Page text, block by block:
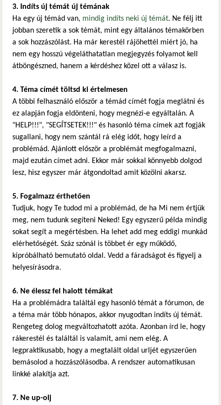
3. Indíts új témát új témának
Ha egy új témád van, mindig indíts neki új témát. Ne félj itt
jobban szeretik a sok témát, mint egy általános témakörben
a sok hozzászólást. Ha már kerestél rájöhettél miért jó, ha
nem egy hosszú végeláthatatlan megjegyzés folyamot kell
átböngészned, hanem a kérdéshez közel ott a válasz is.
4. Téma címét töltsd ki értelmesen
A többi felhasználó először a témád címét fogja meglátni és
ez alapján fogja eldönteni, hogy megnézi-e egyáltalán. A
"HELP!!!", "SEGÍTSETEK!!!" és hasonló téma címek azt fogják
sugallani, hogy nem szántál rá elég időt, hogy leírd a
problémád. Ajánlott először a problémát megfogalmazni,
majd ezután címet adni. Ekkor már sokkal könnyebb dolgod
lesz, hisz egyszer már átgondoltad amit közölni akarsz.
5. Fogalmazz érthetően
Tudjuk, hogy Te tudod mi a problémád, de ha Mi nem értjük
meg, nem tudunk segíteni Neked! Egy egyszerű példa mindig
sokat segít a megértésben. Ha lehet add meg eddigi munkád
elérhetőségét. Száz szónál is többet ér egy működő,
kipróbálható bemutató oldal. Vedd a fáradságot és figyelj a
helyesírásodra.
6. Ne élessz fel halott témákat
Ha a problémádra találtál egy hasonló témát a fórumon, de
a téma már több hónapos, akkor nyugodtan indíts új témát.
Rengeteg dolog megváltozhatott azóta. Azonban írd le, hogy
rákerestél és találtál is valamit, ami nem elég. A
legpraktikusabb, hogy a megtalált oldal urljét egyszerűen
bemásolod a hozzászólásodba. A rendszer automatikusan
linkké alakítja azt.
7. Ne up-olj